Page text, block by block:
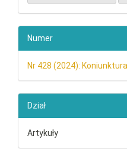
Numer
Nr 428 (2024):
Dział
Artykuły